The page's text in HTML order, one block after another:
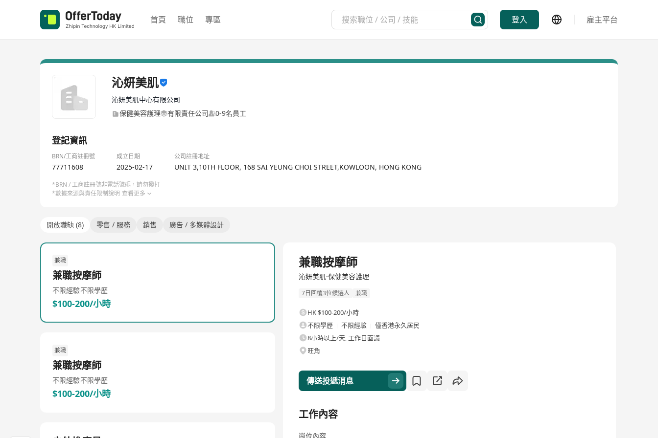
首頁 職位 專區 登入 雇主平台
沁妍美肌
沁妍美肌中心有限公司
保健美容護理
有限責任公司 0-9名員工
登記資訊
BRN/工商註冊號 成立日期 公司註冊地址
77711608 2025-02-17 UNIT 3,10TH FLOOR, 168 SAI YEUNG CHOI STREET,KOWLOON, HONG KONG
*BRN / 工商註冊號非電話號碼，請勿撥打
*數據來源與責任限制說明 查看更多
開放職缺 (8) 零售 / 服務 銷售 廣告 / 多媒體設計
兼職
兼職按摩師
不限經驗不限學歷
$100-200/小時
兼職
兼職按摩師
不限經驗不限學歷
$100-200/小時
兼職按摩師
沁妍美肌·保健美容護理
7日回覆3位候選人 兼職
HK $100-200/小時
不限學歷
不限經驗
僅香港永久居民
8小時以上/天, 工作日面議
旺角
傳送投遞消息
工作內容
崗位內容